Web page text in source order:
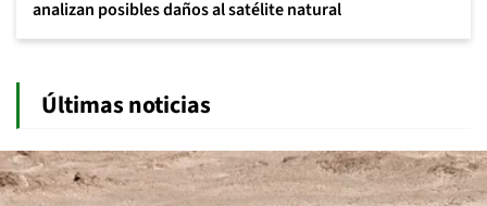
analizan posibles daños al satélite natural
Últimas noticias